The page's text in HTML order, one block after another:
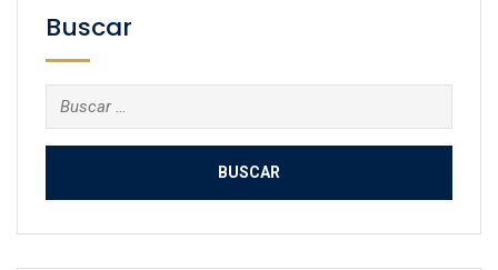
Buscar
Buscar: